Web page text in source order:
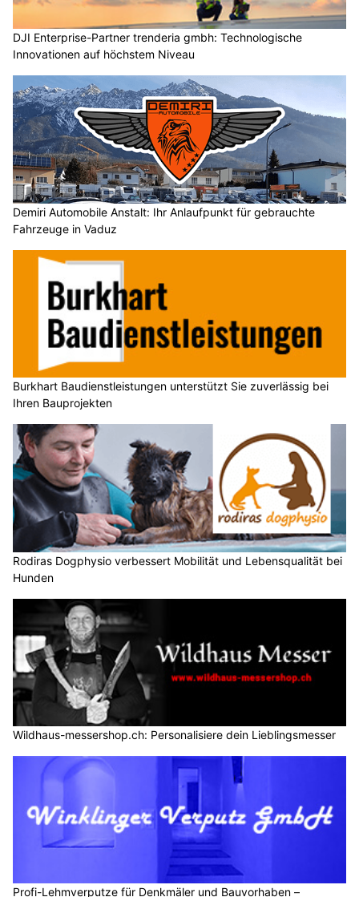
DJI Enterprise-Partner trenderia gmbh: Technologische
Innovationen auf höchstem Niveau
Demiri Automobile Anstalt: Ihr Anlaufpunkt für gebrauchte
Fahrzeuge in Vaduz
Burkhart Baudienstleistungen unterstützt Sie zuverlässig bei
Ihren Bauprojekten
Rodiras Dogphysio verbessert Mobilität und Lebensqualität bei
Hunden
Wildhaus-messershop.ch: Personalisiere dein Lieblingsmesser
Profi-Lehmverputze für Denkmäler und Bauvorhaben –